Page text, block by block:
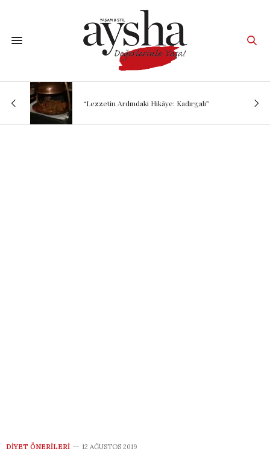
“Lezzetin Ardındaki Hikâye: Kadırgalı”
DIYET ÖNERILERI 12 AĞUSTOS 2019